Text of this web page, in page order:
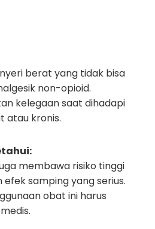
berat yang tidak bisa
non-opioid.
kelegaan saat dihadapi
atau kronis.
membawa risiko tinggi
samping yang serius.
obat ini harus